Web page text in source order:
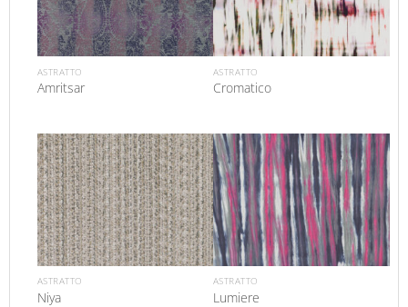
ASTRATTO
Amritsar
ASTRATTO
Cromatico
ASTRATTO
Niya
ASTRATTO
Lumiere